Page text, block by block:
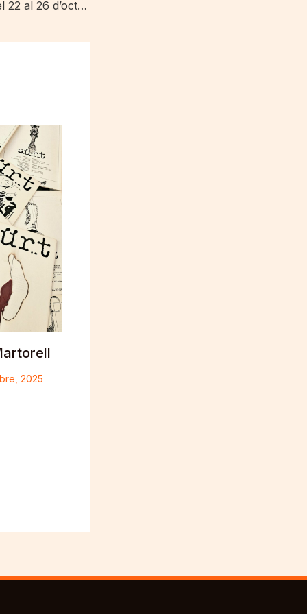
Kosmopolis 25, del 22 al 26 d’octubre al CCCB
2025